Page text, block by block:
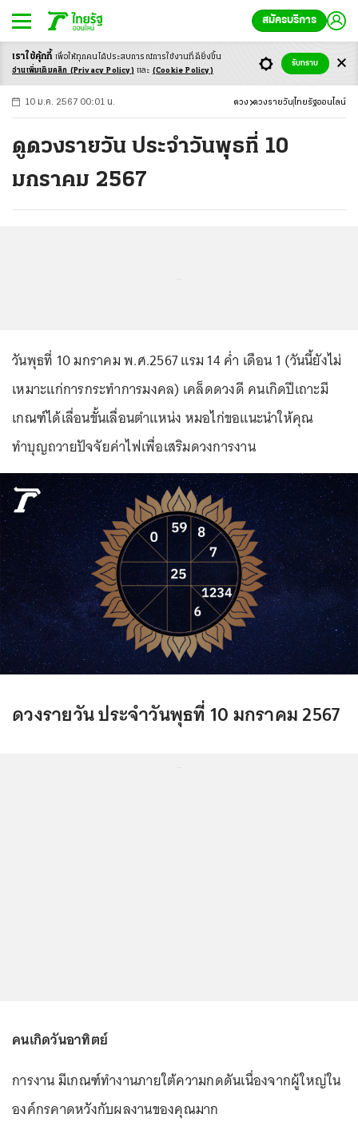
สมัครบริการ
-ก ก ก+
10 ม.ค. 2567 00:01 น. ดวง ดวงรายวัน ไทยรัฐออนไลน์
ดูดวงรายวัน ประจำวันพุธที่ 10
มกราคม 2567
วันพุธที่ 10 มกราคม พ.ศ.2567 แรม 14 ค่ำ เดือน 1 (วันนี้ยังไม่
เหมาะแก่การกระทำการมงคล) เคล็ดดวงดี คนเกิดปีเถาะมี
เกณฑ์ได้เลื่อนขั้นเลื่อนตำแหน่ง หมอไก่ขอแนะนำให้คุณ
ทำบุญถวายปัจจัยค่าไฟเพื่อเสริมดวงการงาน
ดวงรายวัน ประจำวันพุธที่ 10 มกราคม 2567
คนเกิดวันอาทิตย์
การงาน มีเกณฑ์ทำงานภายใต้ความกดดันเนื่องจากผู้ใหญ่ใน
องค์กรคาดหวังกับผลงานของคุณมาก
เราใช้คุ้กกี้ เพื่อให้ทุกคนได้ประสบการณ์การใช้งานที่ดียิ่งขึ้น
อ่านเพิ่มเติมคลิก (Privacy Policy) และ (Cookie Policy)
รับทราบ